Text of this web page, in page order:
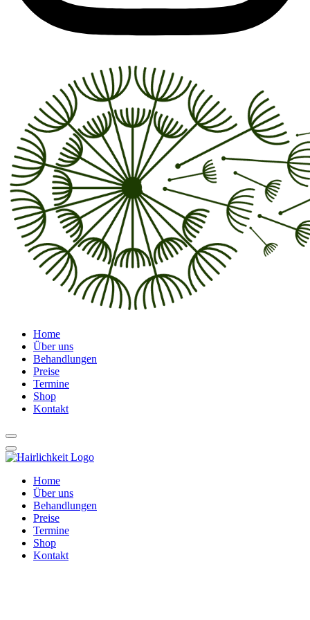
Home
Über uns
Behandlungen
Preise
Termine
Shop
Kontakt
Home
Über uns
Behandlungen
Preise
Termine
Shop
Kontakt